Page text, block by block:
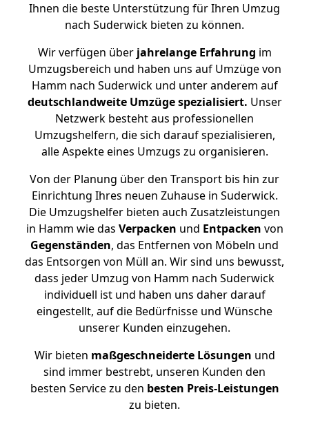
Ihnen die beste Unterstützung für Ihren Umzug
nach Suderwick bieten zu können.
Wir verfügen überjahrelange Erfahrung im
Umzugsbereich und haben uns auf Umzüge von
Hamm nach Suderwick und unter anderem auf
deutschlandweite Umzüge spezialisiert. Unser
Netzwerk besteht aus professionellen
Umzugshelfern, die sich darauf spezialisieren,
alle Aspekte eines Umzugs zu organisieren.
Von der Planung über den Transport bis hin zur
Einrichtung Ihres neuen Zuhause in Suderwick.
Die Umzugshelfer bieten auch Zusatzleistungen
in Hamm wie das Verpacken und Entpacken von
Gegenständen, das Entfernen von Möbeln und
das Entsorgen von Müll an. Wir sind uns bewusst,
dass jeder Umzug von Hamm nach Suderwick
individuell ist und haben uns daher darauf
eingestellt, auf die Bedürfnisse und Wünsche
unserer Kunden einzugehen.
Wir bieten maßgeschneiderte Lösungen und
sind immer bestrebt, unseren Kunden den
besten Service zu den besten Preis-Leistungen
zu bieten.